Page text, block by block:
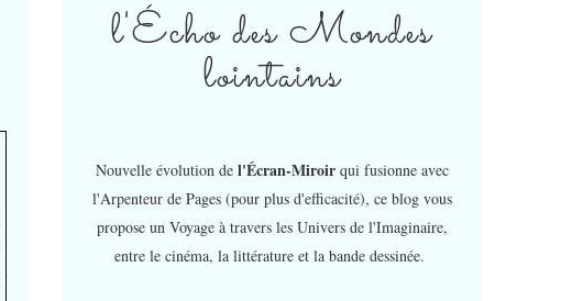
l'Écho des Mondes
lointains
Nouvelle évolution de l'Écran-Miroir qui fusionne avec
l'Arpenteur de Pages (pour plus d'efficacité), ce blog vous
propose un Voyage à travers les Univers de l'Imaginaire,
entre le cinéma, la littérature et la bande dessinée.